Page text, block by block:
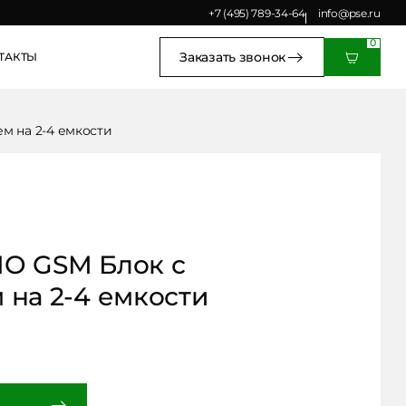
+7 (495) 789-34-64 info@pse.ru
Заказать звонок
на 2-4 емкости
GSM Блок с
на 2-4 емкости
+7 (495) 789-34-64Заказать звонок
Заказать звонок